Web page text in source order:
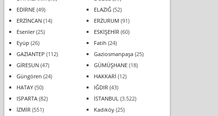
EDİRNE(49) ELAZIĞ(52)
ERZİNCAN(14) ERZURUM (91)
Esenler(25) ESKİŞEHİR (60)
Eyüp (26) Fatih (24)
GAZİANTEP (112) Gaziosmanpaşa(25)
GİRESUN(47) GÜMÜŞHANE(18)
Güngören (24) HAKKARİ (12)
HATAY(50) IĞDIR (43)
ISPARTA(82) İSTANBUL (3.522)
İZMİR (551) Kadıköy(25)